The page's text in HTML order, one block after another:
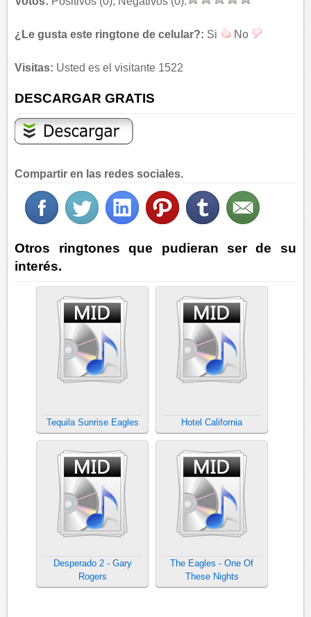
¿Le gusta este ringtone de celular?: Si No
Visitas: Usted es el visitante 1522
DESCARGAR GRATIS
Compartir en las redes sociales.
Otros ringtones que pudieran ser de su
interés.
Tequila Sunrise Eagles Hotel California
Desperado 2 - Gary
Rogers
The Eagles - One Of
These Nights